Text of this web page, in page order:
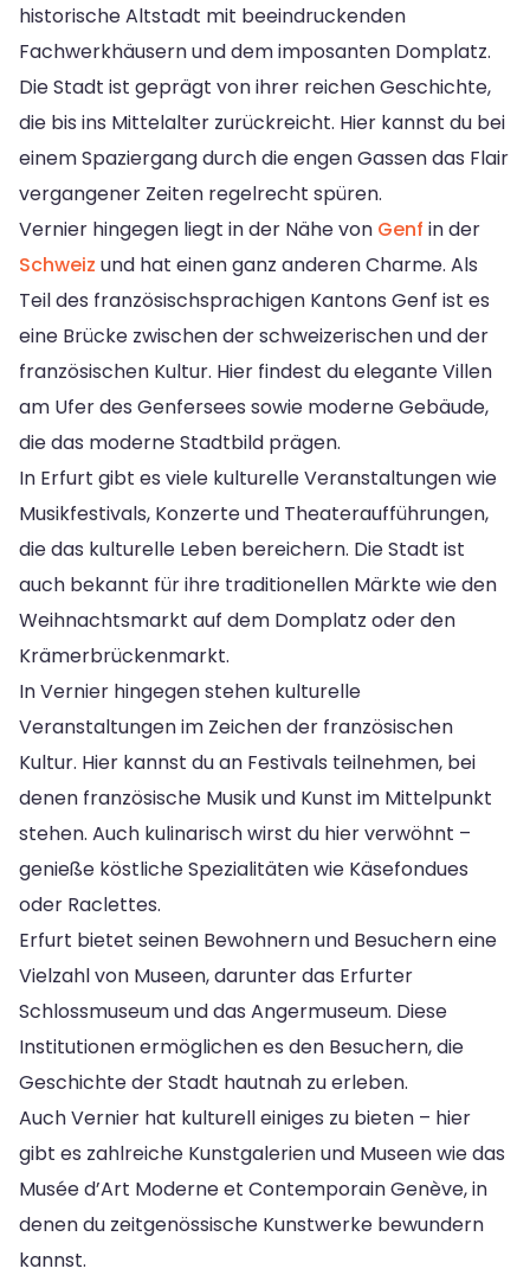
historische Altstadt mit beeindruckenden
Fachwerkhäusern und dem imposanten Domplatz.
Die Stadt ist geprägt von ihrer reichen Geschichte,
die bis ins Mittelalter zurückreicht. Hier kannst du bei
einem Spaziergang durch die engen Gassen das Flair
vergangener Zeiten regelrecht spüren.
Vernier hingegen liegt in der Nähe von Genf in der
Schweiz und hat einen ganz anderen Charme. Als
Teil des französischsprachigen Kantons Genf ist es
eine Brücke zwischen der schweizerischen und der
französischen Kultur. Hier findest du elegante Villen
am Ufer des Genfersees sowie moderne Gebäude,
die das moderne Stadtbild prägen.
In Erfurt gibt es viele kulturelle Veranstaltungen wie
Musikfestivals, Konzerte und Theateraufführungen,
die das kulturelle Leben bereichern. Die Stadt ist
auch bekannt für ihre traditionellen Märkte wie den
Weihnachtsmarkt auf dem Domplatz oder den
Krämerbrückenmarkt.
In Vernier hingegen stehen kulturelle
Veranstaltungen im Zeichen der französischen
Kultur. Hier kannst du an Festivals teilnehmen, bei
denen französische Musik und Kunst im Mittelpunkt
stehen. Auch kulinarisch wirst du hier verwöhnt –
genieße köstliche Spezialitäten wie Käsefondues
oder Raclettes.
Erfurt bietet seinen Bewohnern und Besuchern eine
Vielzahl von Museen, darunter das Erfurter
Schlossmuseum und das Angermuseum. Diese
Institutionen ermöglichen es den Besuchern, die
Geschichte der Stadt hautnah zu erleben.
Auch Vernier hat kulturell einiges zu bieten – hier
gibt es zahlreiche Kunstgalerien und Museen wie das
Musée d’Art Moderne et Contemporain Genève, in
denen du zeitgenössische Kunstwerke bewundern
kannst.